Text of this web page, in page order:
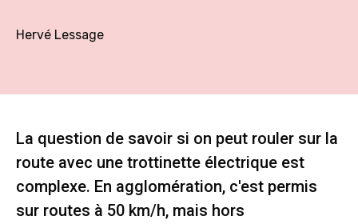
Hervé Lessage
La question de savoir si on peut rouler sur la
route avec une trottinette électrique est
complexe. En agglomération, c'est permis
sur routes à 50 km/h, mais hors